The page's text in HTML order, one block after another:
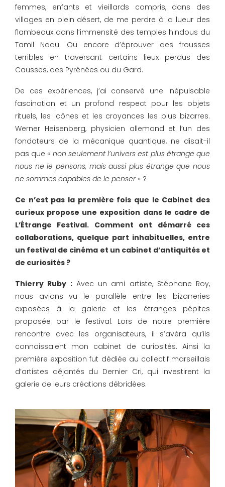
femmes, enfants et vieillards compris, dans des
villages en plein désert, de me perdre à la lueur des
flambeaux dans l’immensité des temples hindous du
Tamil Nadu. Ou encore d’éprouver des frousses
terribles en traversant certains lieux perdus des
Causses, des Pyrénées ou du Gard.
De ces expériences, j’ai conservé une inépuisable
fascination et un profond respect pour les objets
rituels, les icônes et les croyances les plus bizarres.
Werner Heisenberg, physicien allemand et l’un des
fondateurs de la mécanique quantique, ne disait-il
pas que « non seulement l’univers est plus étrange que
nous ne le pensons, mais aussi plus étrange que nous
ne sommes capables de le penser» ?
Ce n’est pas la première fois que le Cabinet des
curieux propose une exposition dans le cadre de
L’Étrange Festival. Comment ont démarré ces
collaborations, quelque part inhabituelles, entre
un festival de cinéma et un cabinet d’antiquités et
de curiosités ?
Thierry Ruby :Avec un ami artiste, Stéphane Roy,
nous avions vu le parallèle entre les bizarreries
exposées à la galerie et les étranges pépites
proposée par le festival. Lors de notre première
rencontre avec les organisateurs, il s’avéra qu’ils
connaissaient mon cabinet de curiosités. Ainsi la
première exposition fut dédiée au collectif marseillais
d’artistes déjantés du Dernier Cri, qui investirent la
galerie de leurs créations débridées.